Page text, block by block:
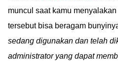
muncul saat kamu
tersebut bisa beragam
sedang digunakan dan telah
administrator yang dapat